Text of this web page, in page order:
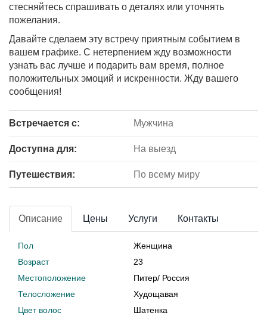
стесняйтесь спрашивать о деталях или уточнять
пожелания.
Давайте сделаем эту встречу приятным событием в
вашем графике. С нетерпением жду возможности
узнать вас лучше и подарить вам время, полное
положительных эмоций и искренности. Жду вашего
сообщения!
Встречается с: Мужчина
Доступна для: На выезд
Путешествия: По всему миру
Описание Цены Услуги Контакты
Пол
Женщина
Возраст
23
Местоположение
Питер/ Россия
Телосложение
Худощавая
Цвет волос
Шатенка